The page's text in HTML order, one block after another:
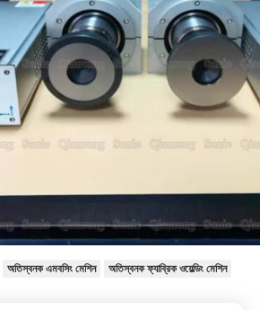
অতিস্বনক এমবসিং মেশিন অতিস্বনক ফ্যাব্রিক ওয়েল্ডিং মেশিন